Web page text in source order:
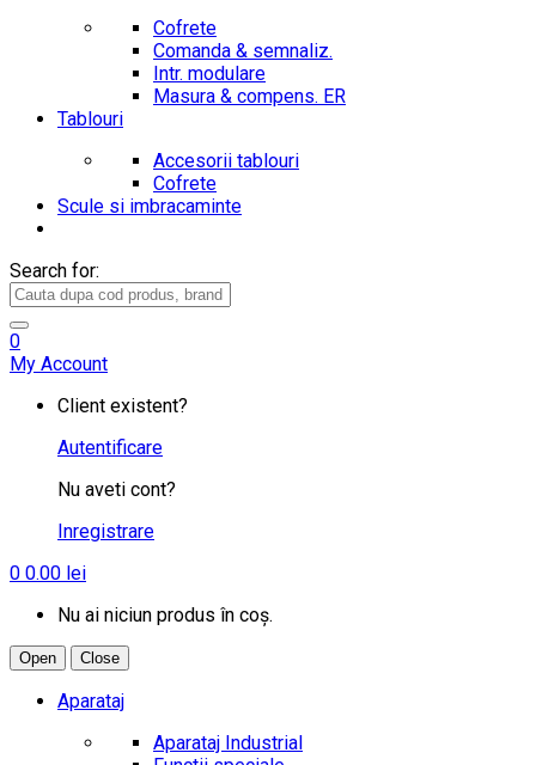
Cofrete
Comanda & semnaliz.
Intr. modulare
Masura & compens. ER
Tablouri
Accesorii tablouri
Cofrete
Scule si imbracaminte
Search for:
0
My Account
Client existent?
Autentificare
Nu aveti cont?
Inregistrare
0 0.00 lei
Nu ai niciun produs în coș.
Open Close
Aparataj
Aparataj Industrial